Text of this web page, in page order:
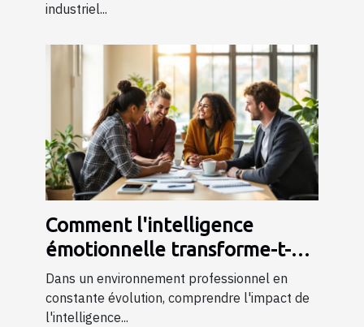
industriel...
Comment l'intelligence
émotionnelle transforme-t-
elle les dynamiques de travail
?
Dans un environnement professionnel en
constante évolution, comprendre l'impact de
l'intelligence...